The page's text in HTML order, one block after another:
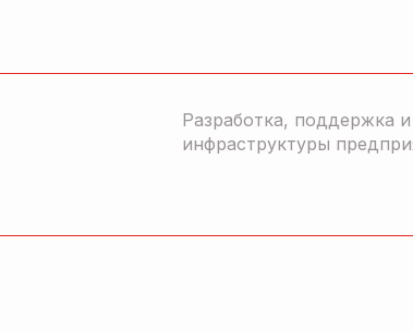
Разработка, поддержка
инфраструктуры